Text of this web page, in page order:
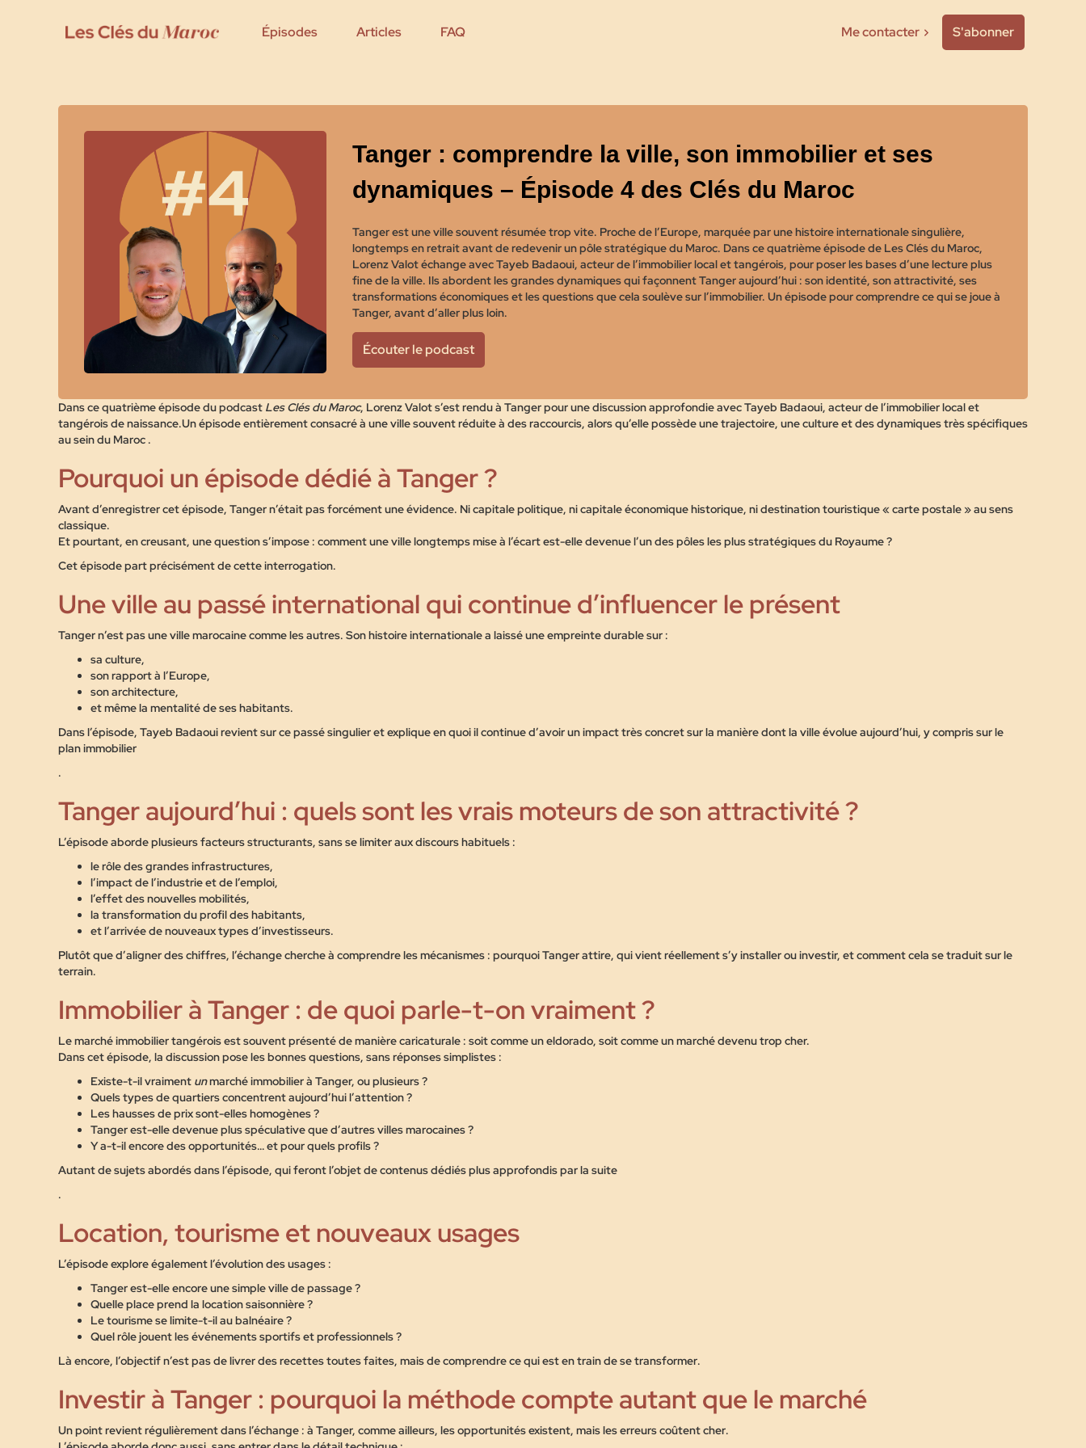
Épisodes Articles FAQ Me contacter S'abonner
Tanger : comprendre la ville, son immobilier et ses
dynamiques – Épisode 4 des Clés du Maroc
Tanger est une ville souvent résumée trop vite. Proche de l’Europe, marquée par une histoire internationale singulière,
longtemps en retrait avant de redevenir un pôle stratégique du Maroc. Dans ce quatrième épisode de Les Clés du Maroc,
Lorenz Valot échange avec Tayeb Badaoui, acteur de l’immobilier local et tangérois, pour poser les bases d’une lecture plus
fine de la ville. Ils abordent les grandes dynamiques qui façonnent Tanger aujourd’hui : son identité, son attractivité, ses
transformations économiques et les questions que cela soulève sur l’immobilier. Un épisode pour comprendre ce qui se joue à
Tanger, avant d’aller plus loin.
Écouter le podcast
Dans ce quatrième épisode du podcast Les Clés du Maroc, Lorenz Valot s’est rendu à Tanger pour une discussion approfondie avec Tayeb Badaoui, acteur de l’immobilier local et
tangérois de naissance.Un épisode entièrement consacré à une ville souvent réduite à des raccourcis, alors qu’elle possède une trajectoire, une culture et des dynamiques très spécifiques
au sein du Maroc .
Pourquoi un épisode dédié à Tanger ?
Avant d’enregistrer cet épisode, Tanger n’était pas forcément une évidence. Ni capitale politique, ni capitale économique historique, ni destination touristique « carte postale » au sens
classique.
Et pourtant, en creusant, une question s’impose : comment une ville longtemps mise à l’écart est-elle devenue l’un des pôles les plus stratégiques du Royaume ?
Cet épisode part précisément de cette interrogation.
Une ville au passé international qui continue d’influencer le présent
Tanger n’est pas une ville marocaine comme les autres. Son histoire internationale a laissé une empreinte durable sur :
sa culture,
son rapport à l’Europe,
son architecture,
et même la mentalité de ses habitants.
Dans l’épisode, Tayeb Badaoui revient sur ce passé singulier et explique en quoi il continue d’avoir un impact très concret sur la manière dont la ville évolue aujourd’hui, y compris sur le
plan immobilier
.
Tanger aujourd’hui : quels sont les vrais moteurs de son attractivité ?
L’épisode aborde plusieurs facteurs structurants, sans se limiter aux discours habituels :
le rôle des grandes infrastructures,
l’impact de l’industrie et de l’emploi,
l’effet des nouvelles mobilités,
la transformation du profil des habitants,
et l’arrivée de nouveaux types d’investisseurs.
Plutôt que d’aligner des chiffres, l’échange cherche à comprendreles mécanismes : pourquoi Tanger attire, qui vient réellement s’y installer ou investir, et comment cela se traduit sur le
terrain.
Immobilier à Tanger : de quoi parle-t-on vraiment ?
Le marché immobilier tangérois est souvent présenté de manière caricaturale : soit comme un eldorado, soit comme un marché devenu trop cher.
Dans cet épisode, la discussion pose les bonnes questions, sans réponses simplistes :
Existe-t-il vraiment unmarché immobilier à Tanger, ou plusieurs ?
Quels types de quartiers concentrent aujourd’hui l’attention ?
Les hausses de prix sont-elles homogènes ?
Tanger est-elle devenue plus spéculative que d’autres villes marocaines ?
Y a-t-il encore des opportunités… et pour quels profils ?
Autant de sujets abordés dans l’épisode, qui feront l’objet de contenus dédiés plus approfondis par la suite
.
Location, tourisme et nouveaux usages
L’épisode explore également l’évolution des usages :
Tanger est-elle encore une simple ville de passage ?
Quelle place prend la location saisonnière ?
Le tourisme se limite-t-il au balnéaire ?
Quel rôle jouent les événements sportifs et professionnels ?
Là encore, l’objectif n’est pas de livrer des recettes toutes faites, mais de comprendrece qui est en train de se transformer.
Investir à Tanger : pourquoi la méthode compte autant que le marché
Un point revient régulièrement dans l’échange : à Tanger, comme ailleurs, les opportunités existent, maisles erreurs coûtent cher.